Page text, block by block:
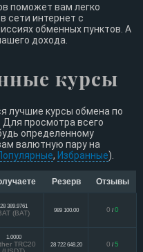
поможет вам легко
сети интернет с
обменных пунктов. А
дохода.
курсы
лучшие курсы обмена по
просмотра всего
определенному
валютную пару на
, Избранные).
Резерв Отзывы
28 389.9761
(BAT) 989 100.00 0 / 0
1.0000
TRC20
28 722 648.20 0 / 5